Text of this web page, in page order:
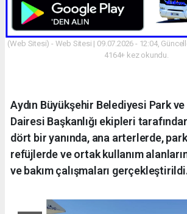
(Web Sitesi) - Web Sitesi | 09.07.2026 - 12:04,
4164+ kez okundu.
Aydın Büyükşehir Belediyesi Park
Dairesi Başkanlığı ekipleri tarafından
dört bir yanında, ana arterlerde,
refüjlerde ve ortak kullanım
ve bakım çalışmaları